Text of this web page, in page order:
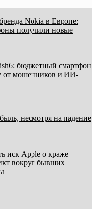
Nokia в Европе:
получили новые
бюджетный смартфон
от мошенников и ИИ-
несмотря на падение
иск Apple о краже
вокруг бывших